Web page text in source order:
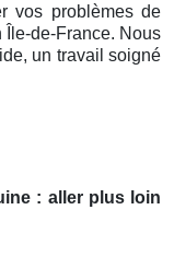
vos problèmes de
Île-de-France. Nous
un travail soigné
: aller plus loin